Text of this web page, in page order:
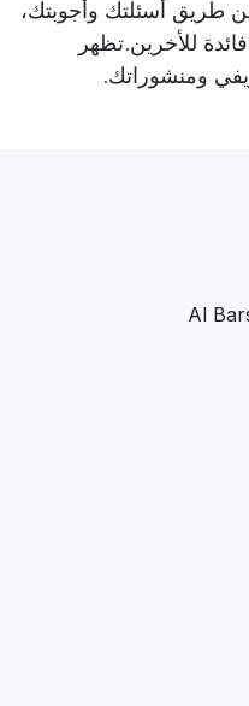
طريق أسئلتك وأجوبتك،
للأخرين.تظهر
ومنشوراتك.